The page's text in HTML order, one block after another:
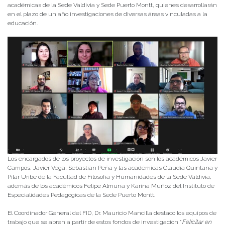
académicas de la Sede Valdivia y Sede Puerto Montt, quienes desarrollarán
en el plazo de un año investigaciones de diversas áreas vinculadas a la
educación.
Los encargados de los proyectos de investigación son los académicos Javier
Campos, Javier Vega, Sebastián Peña y las académicas Claudia Quintana y
Pilar Uribe de la Facultad de Filosofía y Humanidades de la Sede Valdivia,
además de los académicos Felipe Almuna y Karina Muñoz del Instituto de
Especialidades Pedagógicas de la Sede Puerto Montt.
El Coordinador General del FID, Dr. Mauricio Mancilla destacó los equipos de
trabajo que se abren a partir de estos fondos de investigación “Felicitar en